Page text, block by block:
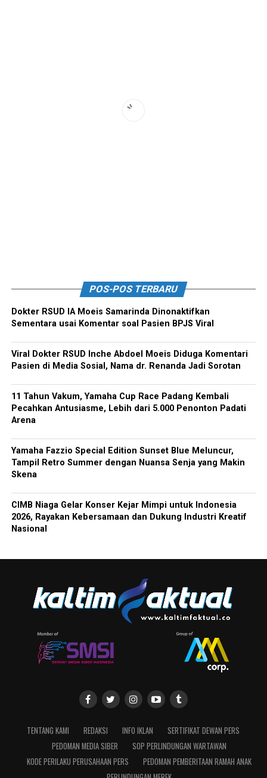
POS-POS TERBARU
Dokter RSUD IA Moeis Samarinda Dinonaktifkan
Sementara usai Komentar soal Pasien BPJS Viral
Viral Dokter RSUD Inche Abdoel Moeis Diduga Komentari
Pasien di Media Sosial, Nama dr. Renanda Jadi Sorotan
11 Tahun Vakum, Yamaha Cup Race Padang Kembali
Pecahkan Antusiasme, Lebih dari 5.000 Penonton Padati
Arena
Yamaha Fazzio Special Edition Sunset Blue Meluncur,
Tampil Retro Summer dengan Nuansa Senja yang Makin
Skena
CIMB Niaga Gelar Konser Kejar Mimpi untuk Indonesia
2026, Rayakan Kebersamaan dan Dukung Industri Kreatif
Nasional
TENTANG KAMI REDAKSI INFO IKLAN
SERTIFIKAT DEWAN PERS
PEDOMAN MEDIA SIBER
SOP PERLINDUNGAN WARTAWAN
KODE PERILAKU PERUSAHAAN PERS
PEDOMAN PEMBERITAAN RAMAH ANAK